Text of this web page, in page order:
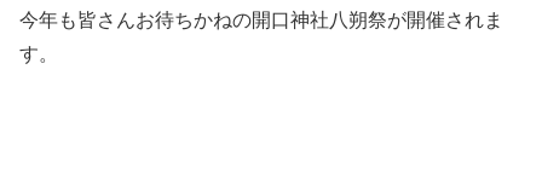
今年も皆さんお待ちかねの開口神社八朔祭が開催されま
す。